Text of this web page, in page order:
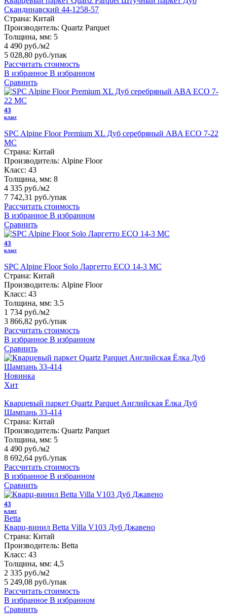
Скандинавский 44-1258-57
Страна: Китай
Производитель: Quartz Parquet
Толщина, мм: 5
4 490 руб./м2
5 028,80 руб./упак
Рассчитать стоимость
В избранное В избранном
Сравнить
43
класс
SPC Alpine Floor Premium XL Дуб серебряный ABA ECO 7-22
MC
Страна: Китай
Производитель: Alpine Floor
Класс: 43
Толщина, мм: 8
4 335 руб./м2
7 742,31 руб./упак
Рассчитать стоимость
В избранное В избранном
Сравнить
43
класс
SPC Alpine Floor Solo Ларгетто ЕСО 14-3 MC
Страна: Китай
Производитель: Alpine Floor
Класс: 43
Толщина, мм: 3.5
1 734 руб./м2
3 866,82 руб./упак
Рассчитать стоимость
В избранное В избранном
Сравнить
Новинка
Хит
Кварцевый паркет Quartz Parquet Английская Ёлка Дуб
Шампань 33-414
Страна: Китай
Производитель: Quartz Parquet
Толщина, мм: 5
4 490 руб./м2
8 692,64 руб./упак
Рассчитать стоимость
В избранное В избранном
Сравнить
43
класс
Betta
Кварц-винил Betta Villa V103 Дуб Джавено
Страна: Китай
Производитель: Betta
Класс: 43
Толщина, мм: 4,5
2 335 руб./м2
5 249,08 руб./упак
Рассчитать стоимость
В избранное В избранном
Сравнить